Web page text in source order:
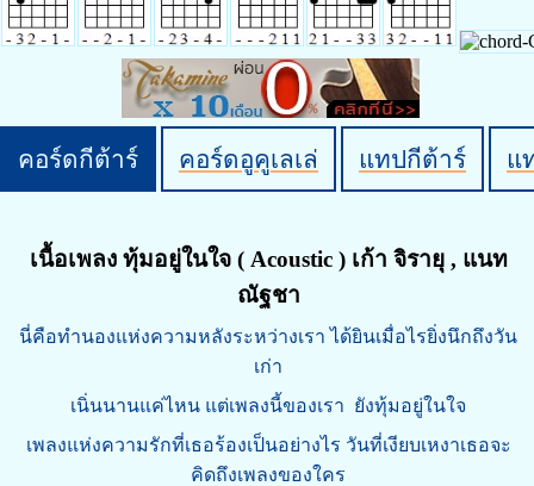
คอร์ดกีต้าร์ คอร์ดอูคูเลเล่ แทปกีต้าร์ แ
เนื้อเพลง ทุ้มอยู่ในใจ ( Acoustic ) เก้า จิรายุ , แนท
ณัฐชา
นี่คือทำนองแห่งความหลังระหว่างเรา ได้ยินเมื่อไรยิ่งนึกถึงวัน
เก่า
เนิ่นนานแค่ไหน แต่เพลงนี้ของเรา ยังทุ้มอยู่ในใจ
เพลงแห่งความรักที่เธอร้องเป็นอย่างไร วันที่เงียบเหงาเธอจะ
คิดถึงเพลงของใคร